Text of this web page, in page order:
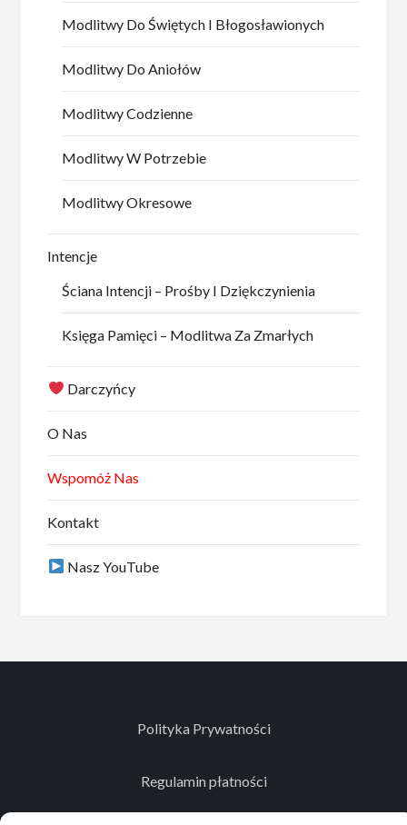
Modlitwy Do Świętych I Błogosławionych
Modlitwy Do Aniołów
Modlitwy Codzienne
Modlitwy W Potrzebie
Modlitwy Okresowe
Intencje
Ściana Intencji – Prośby I Dziękczynienia
Księga Pamięci – Modlitwa Za Zmarłych
Darczyńcy
O Nas
Wspomóż Nas
Kontakt
Nasz YouTube
Polityka Prywatności
Regulamin płatności